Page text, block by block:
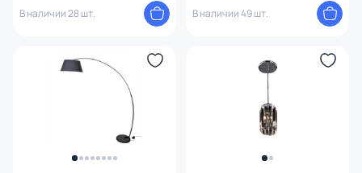
В наличии 28 шт.
В наличии 49 шт.